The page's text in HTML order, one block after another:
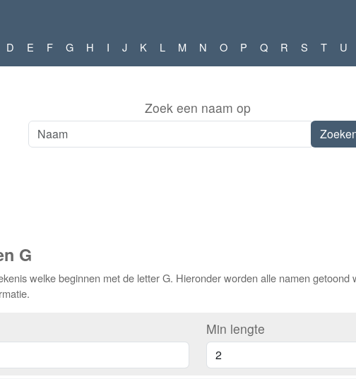
D E F G H I J K L M N O P Q R S T U
Zoek een naam op
G
welke beginnen met de letter G. Hieronder worden alle namen
Min lengte